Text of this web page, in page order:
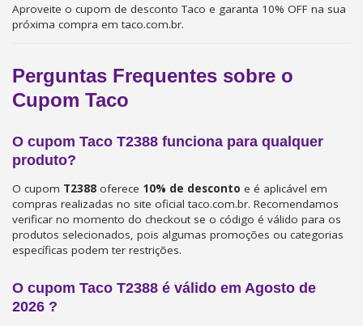
Aproveite o cupom de desconto Taco e garanta 10% OFF na sua
próxima compra em taco.com.br.
Perguntas Frequentes sobre o
Cupom Taco
O cupom Taco T2388 funciona para qualquer
produto?
O cupom T2388 oferece 10% de desconto e é aplicável em
compras realizadas no site oficial taco.com.br. Recomendamos
verificar no momento do checkout se o código é válido para os
produtos selecionados, pois algumas promoções ou categorias
específicas podem ter restrições.
O cupom Taco T2388 é válido em Agosto de
2026 ?